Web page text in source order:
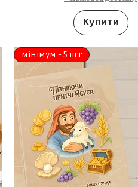
Купити
мінімум - 5 шт